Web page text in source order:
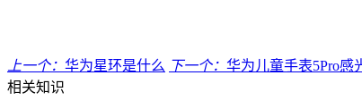
上一个： 华为星环是什么 下一个： 华为儿童手表5Pro感
相关知识